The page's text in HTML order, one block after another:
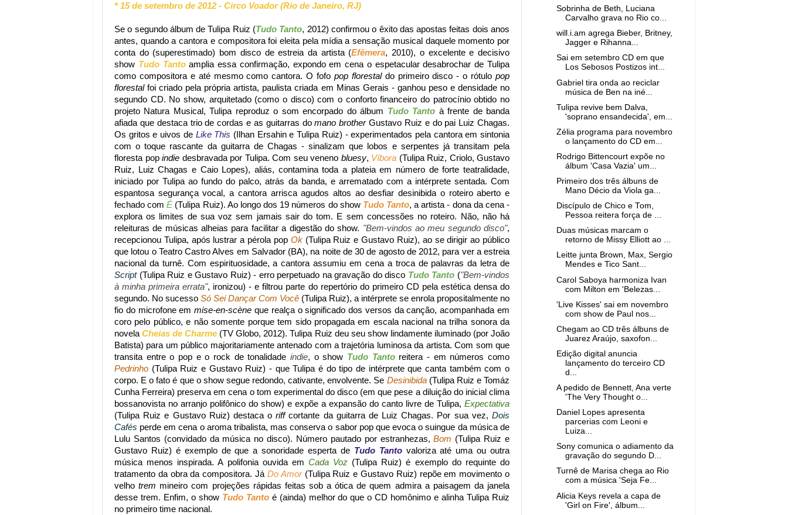
* 15 de setembro de 2012 - Circo Voador (Rio de Janeiro, RJ)
Se o segundo álbum de Tulipa Ruiz (Tudo Tanto, 2012) confirmou o êxito das apostas feitas dois anos
antes, quando a cantora e compositora foi eleita pela mídia a sensação musical daquele momento por
conta do (superestimado) bom disco de estreia da artista (Efêmera, 2010), o excelente e decisivo
show Tudo Tantoamplia essa confirmação, expondo em cena o espetacular desabrochar de Tulipa
como compositora e até mesmo como cantora. O fofo pop florestaldo primeiro disco - o rótulopop
florestalfoi criado pela própria artista, paulista criada em Minas Gerais - ganhou peso e densidade no
segundo CD. No show, arquitetado (como o disco) com o conforto financeiro do patrocínio obtido no
projeto Natura Musical, Tulipa reproduz o som encorpado do álbum Tudo Tanto à frente de banda
afiada que destaca trio de cordas e as guitarras domano brotherGustavo Ruiz e do pai Luiz Chagas.
Os gritos e uivos de Like This (Ilhan Ersahin e Tulipa Ruiz) - experimentados pela cantora em sintonia
com o toque rascante da guitarra de Chagas - sinalizam que lobos e serpentes já transitam pela
floresta pop indie desbravada por Tulipa. Com seu veneno bluesy, Víbora (Tulipa Ruiz, Criolo, Gustavo
Ruiz, Luiz Chagas e Caio Lopes), aliás, contamina toda a plateia em número de forte teatralidade,
iniciado por Tulipa ao fundo do palco, atrás da banda, e arrematado com a intérprete sentada. Com
espantosa segurança vocal, a cantora arrisca agudos altos ao desfiar desinibida o roteiro aberto e
fechado comÉ (Tulipa Ruiz). Ao longo dos 19 números do show Tudo Tanto, a artista - dona da cena -
explora os limites de sua voz sem jamais sair do tom. E sem concessões no roteiro. Não, não há
releituras de músicas alheias para facilitar a digestão do show. "Bem-vindos ao meu segundo disco",
recepcionou Tulipa, após lustrar a pérola pop Ok(Tulipa Ruiz e Gustavo Ruiz), ao se dirigir ao público
que lotou o Teatro Castro Alves em Salvador (BA), na noite de 30 de agosto de 2012, para ver a estreia
nacional da turnê. Com espirituosidade, a cantora assumiu em cena a troca de palavras da letra de
Script(Tulipa Ruiz e Gustavo Ruiz) - erro perpetuado na gravação do disco Tudo Tanto ("Bem-vindos
à minha primeira errata", ironizou) - e filtrou parte do repertório do primeiro CD pela estética densa do
segundo. No sucesso Só Sei Dançar Com Você (Tulipa Ruiz), a intérprete se enrola propositalmente no
fio do microfone emmise-en-scène que realça o significado dos versos da canção, acompanhada em
coro pelo público, e não somente porque tem sido propagada em escala nacional na trilha sonora da
novelaCheias de Charme (TV Globo, 2012). Tulipa Ruiz deu seu show lindamente iluminado (por João
Batista) para um público majoritariamente antenado com a trajetória luminosa da artista. Com som que
transita entre o pop e o rock de tonalidade indie, o show Tudo Tantoreitera - em números como
Pedrinho (Tulipa Ruiz e Gustavo Ruiz) - que Tulipa é do tipo de intérprete que canta também com o
corpo. E o fato é que o show segue redondo, cativante, envolvente. Se Desinibida(Tulipa Ruiz e Tomáz
Cunha Ferreira) preserva em cena o tom experimental do disco (em que pese a diluição do inicial clima
bossanovista no arranjo polifônico do show) e expõe a expansão do canto livre de Tulipa, Expectativa
(Tulipa Ruiz e Gustavo Ruiz) destaca oriffcortante da guitarra de Luiz Chagas. Por sua vez,Dois
Cafés perde em cena o aroma tribalista, mas conserva o sabor pop que evoca o suingue da música de
Lulu Santos (convidado da música no disco). Número pautado por estranhezas,Bom (Tulipa Ruiz e
Gustavo Ruiz) é exemplo de que a sonoridade esperta de Tudo Tantovaloriza até uma ou outra
música menos inspirada. A polifonia ouvida em Cada Voz (Tulipa Ruiz) é exemplo do requinte do
tratamento da obra da compositora. Já Do Amor(Tulipa Ruiz e Gustavo Ruiz) repõe em movimento o
velhotrem mineiro com projeções rápidas feitas sob a ótica de quem admira a paisagem da janela
desse trem. Enfim, o show Tudo Tantoé (ainda) melhor do que o CD homônimo e alinha Tulipa Ruiz
no primeiro time nacional.
Sobrinha de Beth, Luciana
Carvalho grava no Rio co...
will.i.am agrega Bieber, Britney,
Jagger e Rihanna...
Sai em setembro CD em que
Los Sebosos Postizos int...
Gabriel tira onda ao reciclar
música de Ben na iné...
Tulipa revive bem Dalva,
'soprano ensandecida', em...
Zélia programa para novembro
o lançamento do CD em...
Rodrigo Bittencourt expõe no
álbum 'Casa Vazia' um...
Primeiro dos três álbuns de
Mano Décio da Viola ga...
Discípulo de Chico e Tom,
Pessoa reitera força de ...
Duas músicas marcam o
retorno de Missy Elliott ao ...
Leitte junta Brown, Max, Sergio
Mendes e Tico Sant...
Carol Saboya harmoniza Ivan
com Milton em 'Belezas...
'Live Kisses' sai em novembro
com show de Paul nos...
Chegam ao CD três álbuns de
Juarez Araújo, saxofon...
Edição digital anuncia
lançamento do terceiro CD
d...
A pedido de Bennett, Ana verte
'The Very Thought o...
Daniel Lopes apresenta
parcerias com Leoni e
Luiza...
Sony comunica o adiamento da
gravação do segundo D...
Turnê de Marisa chega ao Rio
com a música 'Seja Fe...
Alicia Keys revela a capa de
'Girl on Fire', álbum...